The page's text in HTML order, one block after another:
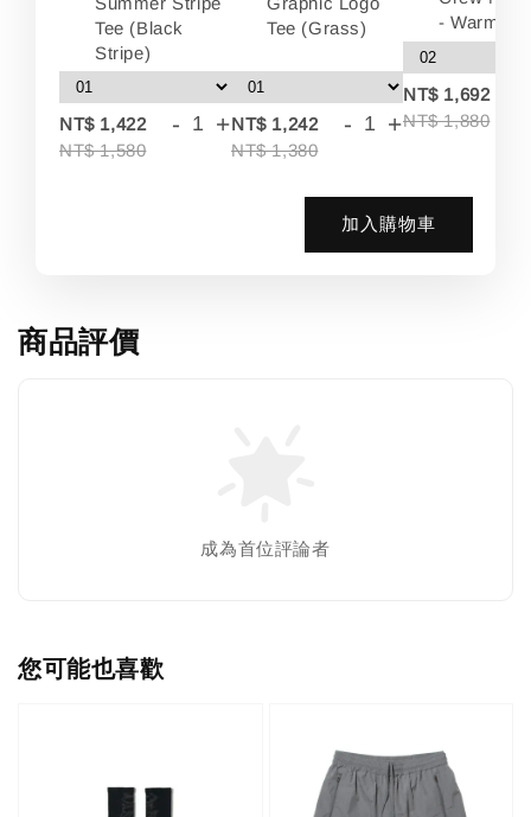
Tee (Black
Stripe)
NT$ 1,422
NT$ 1,580
- +
Tee (Grass)
NT$ 1,242
NT$ 1,380
- +
- Warm
NT$ 1,692
NT$ 1,880
加入購物車
商品評價
成為首位評論者
您可能也喜歡